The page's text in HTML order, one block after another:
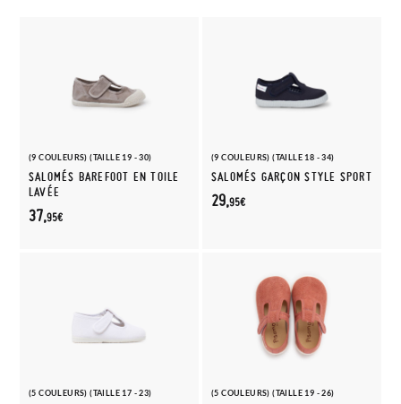
(9 COULEURS) (TAILLE 19 - 30)
SALOMÉS BAREFOOT EN TOILE
LAVÉE
37,95€
(9 COULEURS) (TAILLE 18 - 34)
SALOMÉS GARÇON STYLE SPORT
29,95€
(5 COULEURS) (TAILLE 17 - 23) (5 COULEURS) (TAILLE 19 - 26)